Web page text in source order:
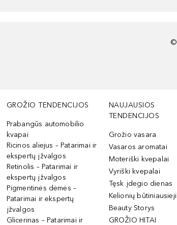
©
GROŽIO TENDENCIJOS
Prabangūs automobilio
kvapai
Ricinos aliejus – Patarimai ir
ekspertų įžvalgos
Retinolis – Patarimai ir
ekspertų įžvalgos
Pigmentinės dėmės –
Patarimai ir ekspertų
įžvalgos
Glicerinas – Patarimai ir
NAUJAUSIOS
TENDENCIJOS
Grožio vasara
Vasaros aromatai
Moteriški kvepalai
Vyriški kvepalai
Tęsk įdegio dienas
Kelionių būtiniausieji
Beauty Storys
GROŽIO HITAI